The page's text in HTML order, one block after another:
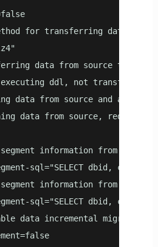
method for transferring
data from source to
ddl, not transferring
data from source and abandon
data from source,
information from
sql="SELECT dbid, content,
information from target
sql="SELECT dbid, content,
data incremental